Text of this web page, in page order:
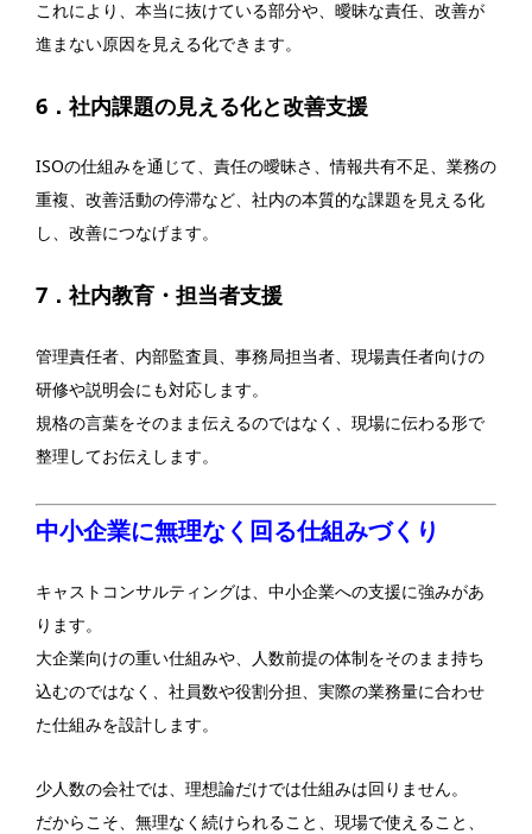
これにより、本当に抜けている部分や、曖昧な責任、改善が
進まない原因を見える化できます。
6．社内課題の見える化と改善支援
ISOの仕組みを通じて、責任の曖昧さ、情報共有不足、業務の
重複、改善活動の停滞など、社内の本質的な課題を見える化
し、改善につなげます。
7．社内教育・担当者支援
管理責任者、内部監査員、事務局担当者、現場責任者向けの
研修や説明会にも対応します。
規格の言葉をそのまま伝えるのではなく、現場に伝わる形で
整理してお伝えします。
中小企業に無理なく回る仕組みづくり
キャストコンサルティングは、中小企業への支援に強みがあ
ります。
大企業向けの重い仕組みや、人数前提の体制をそのまま持ち
込むのではなく、社員数や役割分担、実際の業務量に合わせ
た仕組みを設計します。
少人数の会社では、理想論だけでは仕組みは回りません。
だからこそ、無理なく続けられること、現場で使えること、